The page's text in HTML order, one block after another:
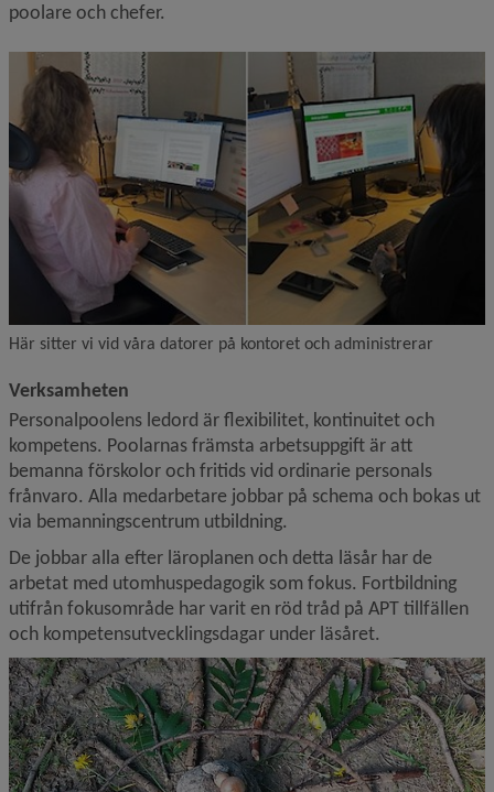
poolare och chefer.
Här sitter vi vid våra datorer på kontoret och administrerar
Verksamheten
Personalpoolens ledord är flexibilitet, kontinuitet och
kompetens. Poolarnas främsta arbetsuppgift är att
bemanna förskolor och fritids vid ordinarie personals
frånvaro. Alla medarbetare jobbar på schema och bokas ut
via bemanningscentrum utbildning.
De jobbar alla efter läroplanen och detta läsår har de
arbetat med utomhuspedagogik som fokus. Fortbildning
utifrån fokusområde har varit en röd tråd på APT tillfällen
och kompetensutvecklingsdagar under läsåret.